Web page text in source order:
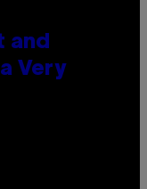
and
Very